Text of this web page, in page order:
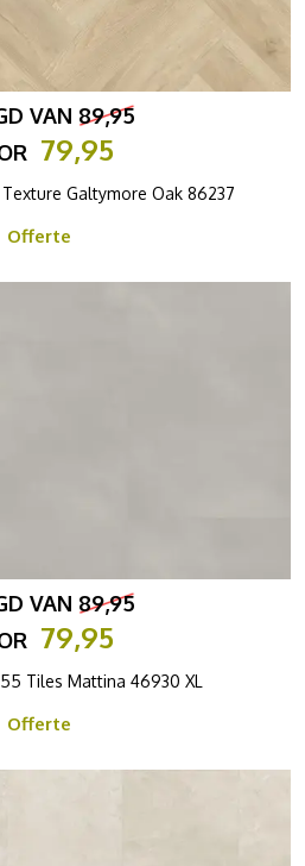
VAN 89,95
79,95
Galtymore Oak 86237
Offerte
VAN 89,95
79,95
Tiles Mattina 46930 XL
Offerte